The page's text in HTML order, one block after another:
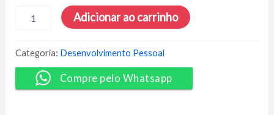
-
Carol
Alvarenga
quantidade
Adicionar ao carrinho
Categoria: Desenvolvimento Pessoal
Compre pelo Whatsapp